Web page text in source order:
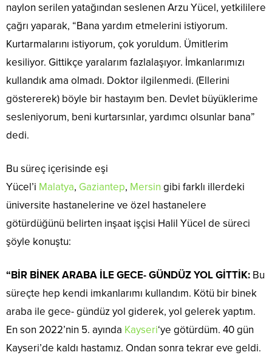
naylon serilen yatağından seslenen Arzu Yücel, yetkililere
çağrı yaparak, “Bana yardım etmelerini istiyorum.
Kurtarmalarını istiyorum, çok yoruldum. Ümitlerim
kesiliyor. Gittikçe yaralarım fazlalaşıyor. İmkanlarımızı
kullandık ama olmadı. Doktor ilgilenmedi. (Ellerini
göstererek) böyle bir hastayım ben. Devlet büyüklerime
sesleniyorum, beni kurtarsınlar, yardımcı olsunlar bana”
dedi.
Bu süreç içerisinde eşi
Yücel’i Malatya, Gaziantep, Mersin gibi farklı illerdeki
üniversite hastanelerine ve özel hastanelere
götürdüğünü belirten inşaat işçisi Halil Yücel de süreci
şöyle konuştu:
“BİR BİNEK ARABA İLE GECE- GÜNDÜZ YOL GİTTİK: Bu
süreçte hep kendi imkanlarımı kullandım. Kötü bir binek
araba ile gece- gündüz yol giderek, yol gelerek yaptım.
En son 2022’nin 5. ayında Kayseri‘ye götürdüm. 40 gün
Kayseri’de kaldı hastamız. Ondan sonra tekrar eve geldi.